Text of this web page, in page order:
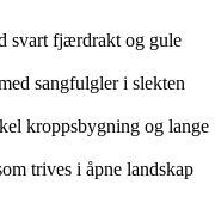
svart fjærdrakt og gule
sangfulgler i slekten
kroppsbygning og lange
trives i åpne landskap